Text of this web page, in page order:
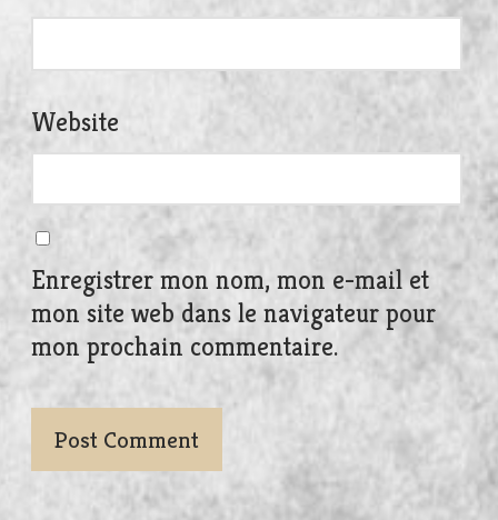
Website
Enregistrer mon nom, mon e-mail et
mon site web dans le navigateur pour
mon prochain commentaire.